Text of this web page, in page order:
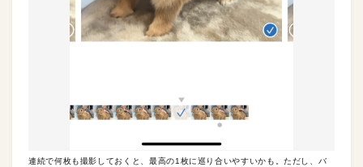
連続で何枚も撮影しておくと、最高の1枚に巡り合いやすいかも。ただし、バ